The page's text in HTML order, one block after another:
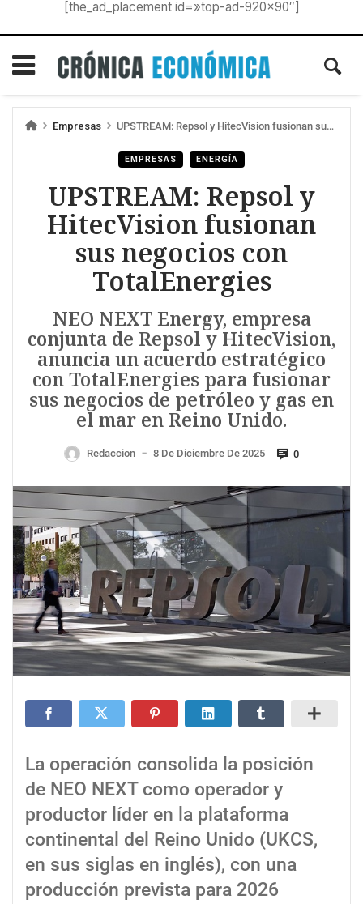
[the_ad_placement id=»top-ad-920×90″]
Empresas UPSTREAM: Repsol y HitecVision fusionan sus negocios con TotalEnergies
EMPRESAS ENERGÍA
UPSTREAM: Repsol y
HitecVision fusionan
sus negocios con
TotalEnergies
NEO NEXT Energy, empresa
conjunta de Repsol y HitecVision,
anuncia un acuerdo estratégico
con TotalEnergies para fusionar
sus negocios de petróleo y gas en
el mar en Reino Unido.
Redaccion — 8 De Diciembre De 2025 0
La operación consolida la posición
de NEO NEXT como operador y
productor líder en la plataforma
continental del Reino Unido (UKCS,
en sus siglas en inglés), con una
producción prevista para 2026